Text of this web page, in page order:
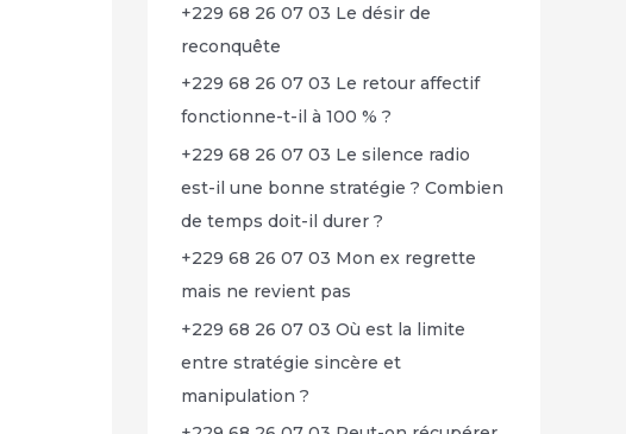
+229 68 26 07 03 Le désir de
reconquête
+229 68 26 07 03 Le retour affectif
fonctionne-t-il à 100 % ?
+229 68 26 07 03 Le silence radio
est-il une bonne stratégie ? Combien
de temps doit-il durer ?
+229 68 26 07 03 Mon ex regrette
mais ne revient pas
+229 68 26 07 03 Où est la limite
entre stratégie sincère et
manipulation ?